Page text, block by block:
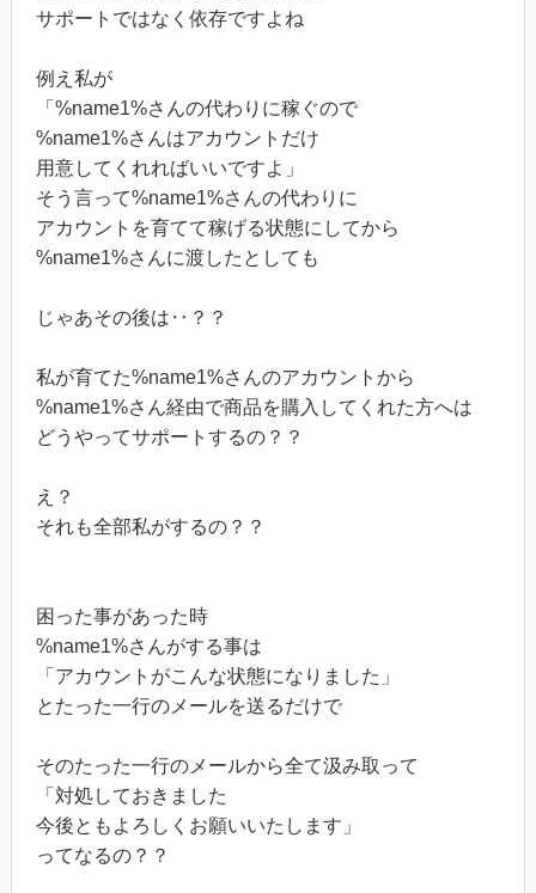
サポートではなく依存ですよね
例え私が
「%name1%さんの代わりに稼ぐので
%name1%さんはアカウントだけ
用意してくれればいいですよ」
そう言って%name1%さんの代わりに
アカウントを育てて稼げる状態にしてから
%name1%さんに渡したとしても
じゃあその後は‥？？
私が育てた%name1%さんのアカウントから
%name1%さん経由で商品を購入してくれた方へは
どうやってサポートするの？？
え？
それも全部私がするの？？
困った事があった時
%name1%さんがする事は
「アカウントがこんな状態になりました」
とたった一行のメールを送るだけで
そのたった一行のメールから全て汲み取って
「対処しておきました
今後ともよろしくお願いいたします」
ってなるの？？